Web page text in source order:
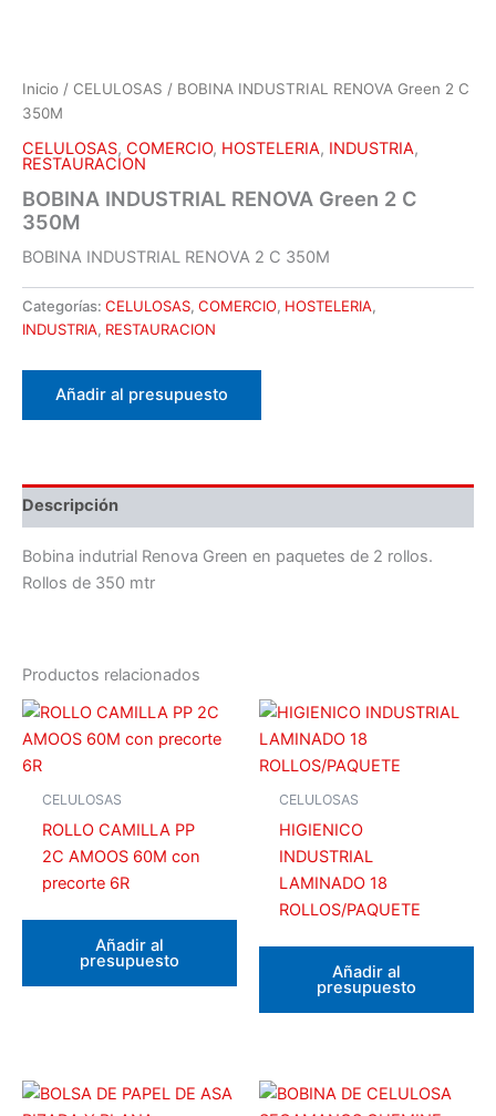
Inicio / CELULOSAS / BOBINA INDUSTRIAL RENOVA Green 2 C
350M
CELULOSAS, COMERCIO, HOSTELERIA, INDUSTRIA,
RESTAURACION
BOBINA INDUSTRIAL RENOVA Green 2 C
350M
BOBINA INDUSTRIAL RENOVA 2 C 350M
Categorías: CELULOSAS, COMERCIO, HOSTELERIA,
INDUSTRIA, RESTAURACION
Añadir al presupuesto
Descripción
Bobina indutrial Renova Green en paquetes de 2 rollos.
Rollos de 350 mtr
Productos relacionados
CELULOSAS
ROLLO CAMILLA PP
2C AMOOS 60M con
precorte 6R
Añadir al
presupuesto
CELULOSAS
HIGIENICO
INDUSTRIAL
LAMINADO 18
ROLLOS/PAQUETE
Añadir al
presupuesto